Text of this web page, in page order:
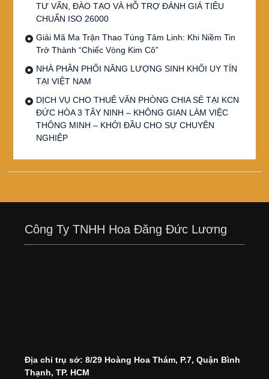
TƯ VẤN, ĐÀO TẠO VÀ HỖ TRỢ ĐÁNH GIÁ TIÊU
CHUẨN ISO 26000
Giải Mã Ma Trận Thao Túng Tâm Linh: Khi Niềm Tin
Trở Thành “Chiếc Vòng Kim Cô”
NHÀ PHÂN PHỐI NĂNG LƯỢNG SINH KHỐI UY TÍN
TẠI VIỆT NAM
DỊCH VỤ CHO THUÊ VĂN PHÒNG CHIA SẺ TẠI KCN
ĐỨC HÒA 3 TÂY NINH – KHÔNG GIAN LÀM VIỆC
THÔNG MINH – KHỞI ĐẦU CHO SỰ CHUYÊN
NGHIỆP
Công Ty TNHH Hoa Đăng Đức Lương
Địa chỉ trụ sở: 8/29 Hoàng Hoa Thám, P.7, Quận Bình
Thạnh, TP. HCM